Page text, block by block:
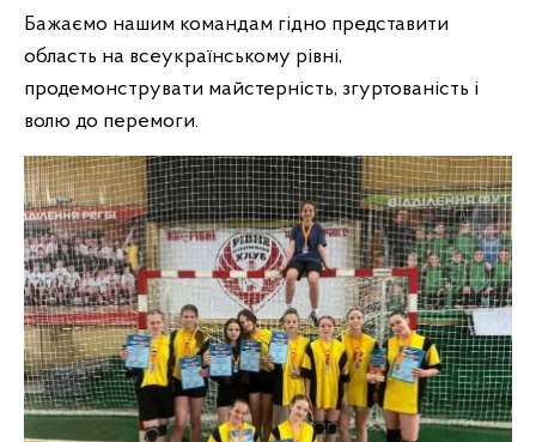
Бажаємо нашим командам гідно представити
область на всеукраїнському рівні,
продемонструвати майстерність, згуртованість і
волю до перемоги.